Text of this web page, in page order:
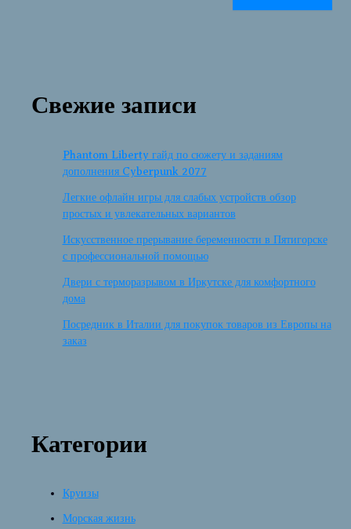
Свежие записи
Phantom Liberty гайд по сюжету и заданиям
дополнения Cyberpunk 2077
Легкие офлайн игры для слабых устройств обзор
простых и увлекательных вариантов
Искусственное прерывание беременности в Пятигорске
с профессиональной помощью
Двери с терморазрывом в Иркутске для комфортного
дома
Посредник в Италии для покупок товаров из Европы на
заказ
Категории
Круизы
Морская жизнь